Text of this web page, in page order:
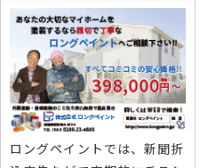
ロングペイントでは、新聞折